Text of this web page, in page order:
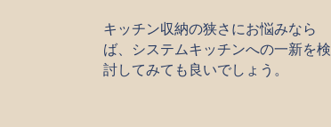
キッチン収納の狭さにお悩みなら
ば、システムキッチンへの一新を検
討してみても良いでしょう。